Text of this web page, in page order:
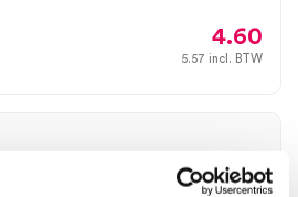
4.60
5.57 incl. BTW